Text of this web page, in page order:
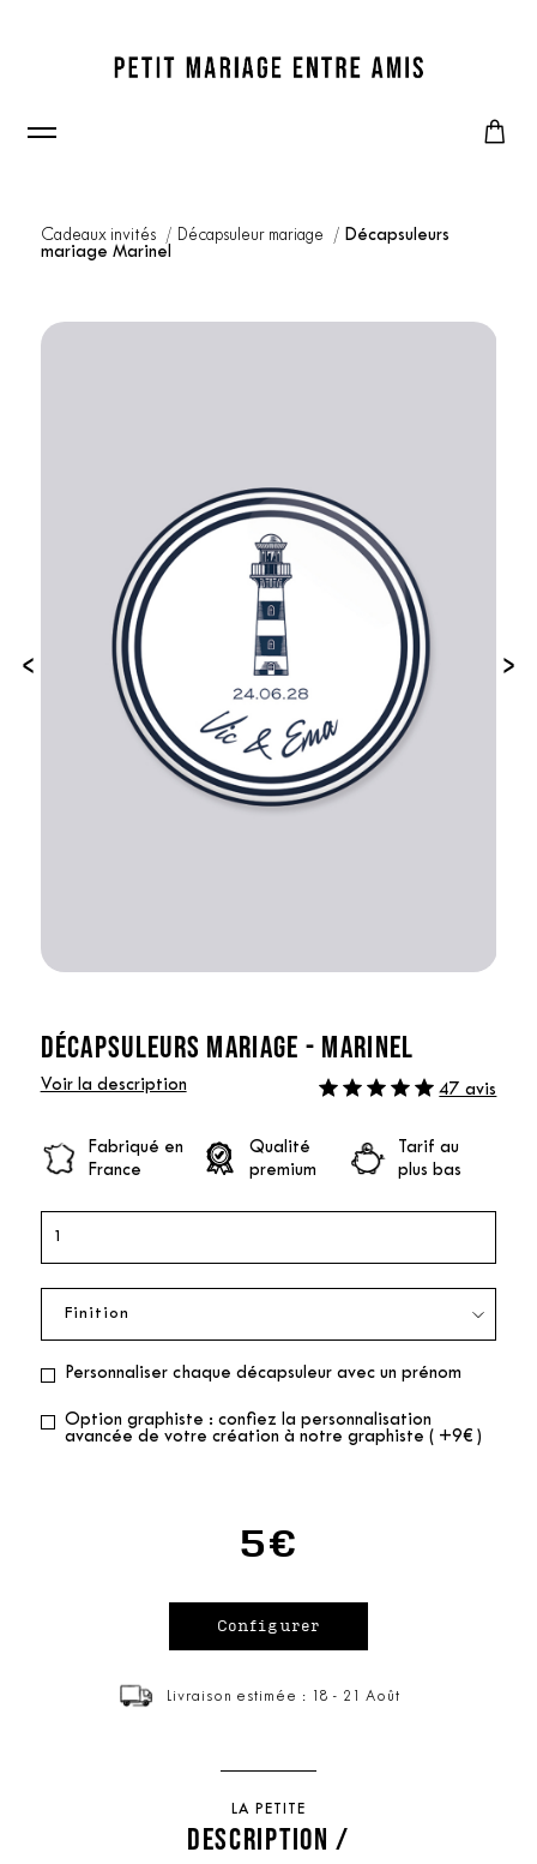
Cadeaux invités Décapsuleur mariage
Décapsuleurs
mariage Marinel
‹ ›
DÉCAPSULEURS MARIAGE - MARINEL
Voir la description 47 avis
Fabriqué en
France
Qualité
premium
Tarif au
plus bas
Personnaliser chaque décapsuleur avec un prénom
Option graphiste : confiez la personnalisation
avancée de votre création à notre graphiste ( +9€ )
5€
Livraison estimée : 18 - 21 Août
LA PETITE
DESCRIPTION /